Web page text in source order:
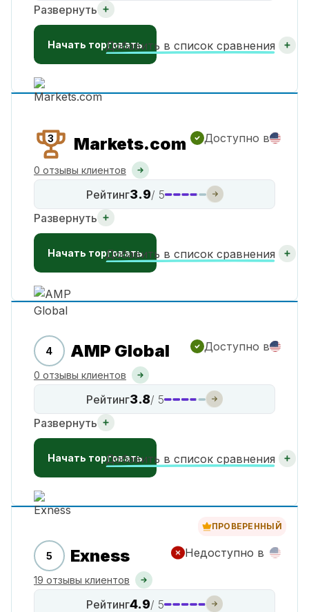
Развернуть
Начать торговатьДобавить в список сравнения
Доступно в
3 Markets.com
0 отзывы клиентов
Рейтинг3.9/ 5
Развернуть
Начать торговатьДобавить в список сравнения
Доступно в
4 AMP Global
0 отзывы клиентов
Рейтинг3.8/ 5
Развернуть
Начать торговатьДобавить в список сравнения
ПРОВЕРЕННЫЙ
Недоступно в
5 Exness
19 отзывы клиентов
Рейтинг4.9/ 5